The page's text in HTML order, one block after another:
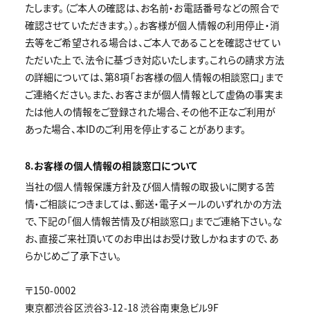
たします。（ご本人の確認は、お名前・お電話番号などの照合で
確認させていただきます。）。お客様が個人情報の利用停止・消
去等をご希望される場合は、ご本人であることを確認させてい
ただいた上で、法令に基づき対応いたします。これらの請求方法
の詳細については、第8項「お客様の個人情報の相談窓口」まで
ご連絡ください。また、お客さまが個人情報として虚偽の事実ま
たは他人の情報をご登録された場合、その他不正なご利用が
あった場合、本IDのご利用を停止することがあります。
8.お客様の個人情報の相談窓口について
当社の個人情報保護方針及び個人情報の取扱いに関する苦
情・ご相談につきましては、郵送・電子メールのいずれかの方法
で、下記の｢個人情報苦情及び相談窓口｣までご連絡下さい。な
お、直接ご来社頂いてのお申出はお受け致しかねますので、あ
らかじめご了承下さい。
〒150-0002
東京都渋谷区渋谷3-12-18 渋谷南東急ビル9F